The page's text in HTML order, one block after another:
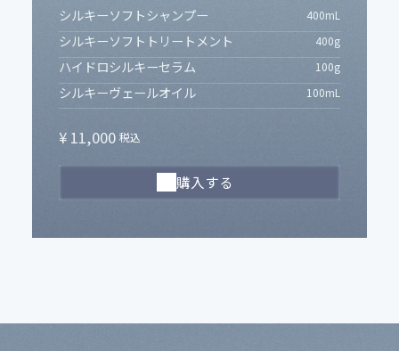
シルキーソフトシャンプー 400mL
シルキーソフトトリートメント 400g
ハイドロシルキーセラム 100g
シルキーヴェールオイル 100mL
¥ 11,000 税込
購入する